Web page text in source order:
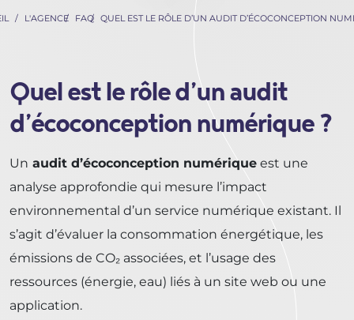
L'AGENCE FAQ QUEL EST LE RÔLE D’UN AUDIT D’ÉCOCONCEPTION
Quel est le rôle d’un audit
d’écoconception numérique ?
Un audit d’écoconception numérique est une
analyse approfondie qui mesure l’impact
environnemental d’un service numérique existant. Il
s’agit d’évaluer la consommation énergétique, les
émissions de CO₂ associées, et l’usage des
ressources (énergie, eau) liés à un site web ou une
application.